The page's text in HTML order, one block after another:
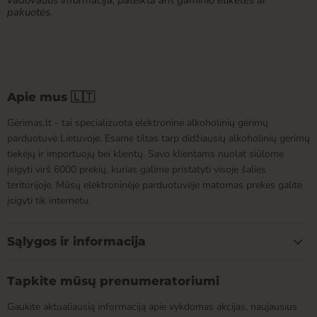
pakuotės.
Apie mus 🇱🇹
Gėrimas.lt - tai specializuota elektroninė alkoholinių gėrimų
parduotuvė Lietuvoje. Esame tiltas tarp didžiausių alkoholinių gėrimų
tiekėjų ir importuojų bei klientų. Savo klientams nuolat siūlome
įsigyti virš 6000 prekių, kurias galime pristatyti visoje šalies
teritorijoje. Mūsų elektroninėje parduotuvėje matomas prekes galite
įsigyti tik internetu.
Sąlygos ir informacija
Tapkite mūsų prenumeratoriumi
Gaukite aktualiausią informaciją apie vykdomas akcijas, naujausius